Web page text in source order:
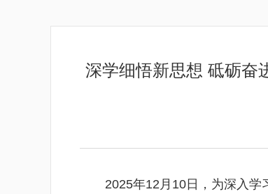
深学细悟新思想 砥砺
2025年12月10日，为深入